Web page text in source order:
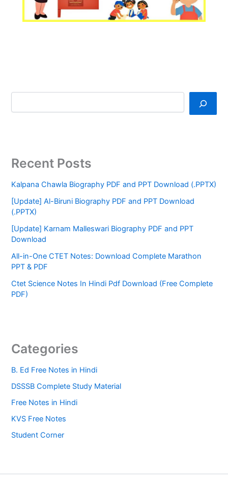
Recent Posts
Kalpana Chawla Biography PDF and PPT Download (.PPTX)
[Update] Al-Biruni Biography PDF and PPT Download
(.PPTX)
[Update] Karnam Malleswari Biography PDF and PPT
Download
All-in-One CTET Notes: Download Complete Marathon
PPT & PDF
Ctet Science Notes In Hindi Pdf Download (Free Complete
PDF)
Categories
B. Ed Free Notes in Hindi
DSSSB Complete Study Material
Free Notes in Hindi
KVS Free Notes
Student Corner